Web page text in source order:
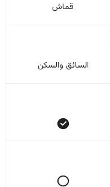
قماش
السائق والسکن